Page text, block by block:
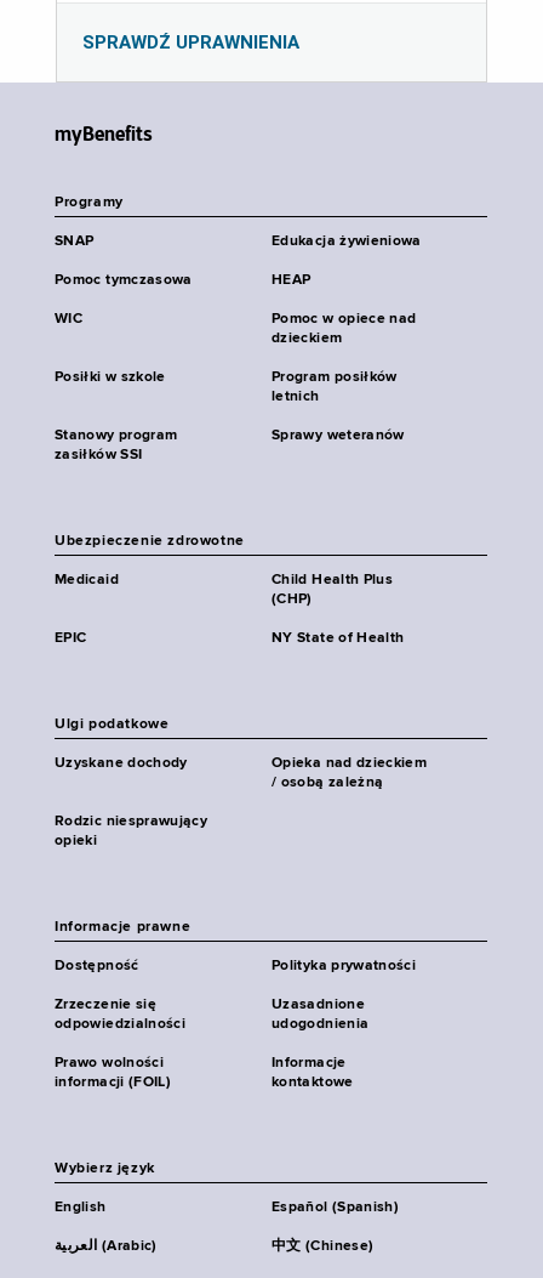
SPRAWDŹ UPRAWNIENIA
myBenefits
Programy
SNAP Edukacja żywieniowa
Pomoc tymczasowa HEAP
WIC
Pomoc w opiece nad
dzieckiem
Posiłki w szkole
Program posiłków
letnich
Stanowy program
zasiłków SSI
Sprawy weteranów
Ubezpieczenie zdrowotne
Medicaid
Child Health Plus
(CHP)
EPIC NY State of Health
Ulgi podatkowe
Uzyskane dochody
Opieka nad dzieckiem
/ osobą zależną
Rodzic niesprawujący
opieki
Informacje prawne
Dostępność Polityka prywatności
Zrzeczenie się
odpowiedzialności
Uzasadnione
udogodnienia
Prawo wolności
informacji (FOIL)
Informacje
kontaktowe
Wybierz język
English Español (Spanish)
العربية (Arabic) 中文 (Chinese)